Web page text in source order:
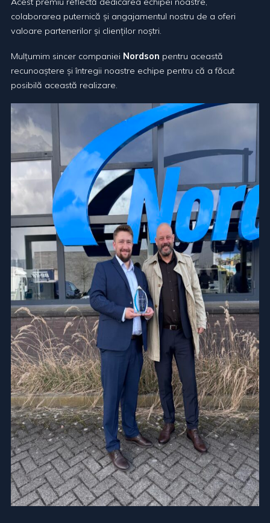
colaborarea puternică și angajamentul nostru de a oferi
valoare partenerilor și clienților noștri.
Mulțumim sincer companiei Nordson pentru această
recunoaștere și întregii noastre echipe pentru că a făcut
posibilă această realizare.